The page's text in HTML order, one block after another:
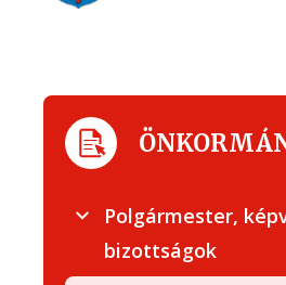
Polgármester,
bizottságok